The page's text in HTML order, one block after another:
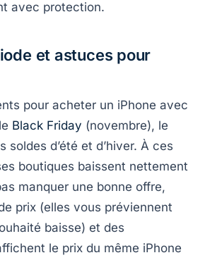
avec protection.
et astuces pour
pour acheter un iPhone avec
Black Friday (novembre), le
soldes d’été et d’hiver. À ces
boutiques baissent nettement
manquer une bonne offre,
prix (elles vous préviennent
baisse) et des
le prix du même iPhone